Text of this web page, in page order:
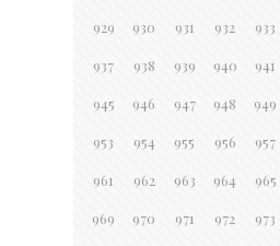
929 930 931 932 933
937 938 939 940 941
945 946 947 948 949
953 954 955 956 957
961 962 963 964 965
969 970 971 972 973